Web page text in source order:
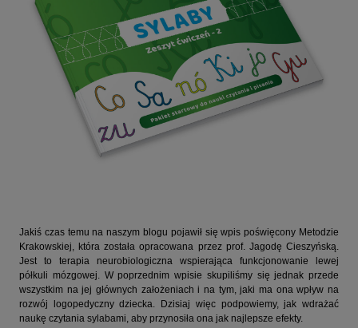
Jakiś czas temu na naszym blogu pojawił się wpis poświęcony Metodzie
Krakowskiej, która została opracowana przez prof. Jagodę Cieszyńską.
Jest to terapia neurobiologiczna wspierająca funkcjonowanie lewej
półkuli mózgowej. W poprzednim wpisie skupiliśmy się jednak przede
wszystkim na jej głównych założeniach i na tym, jaki ma ona wpływ na
rozwój logopedyczny dziecka. Dzisiaj więc podpowiemy, jak wdrażać
naukę czytania sylabami, aby przynosiła ona jak najlepsze efekty.